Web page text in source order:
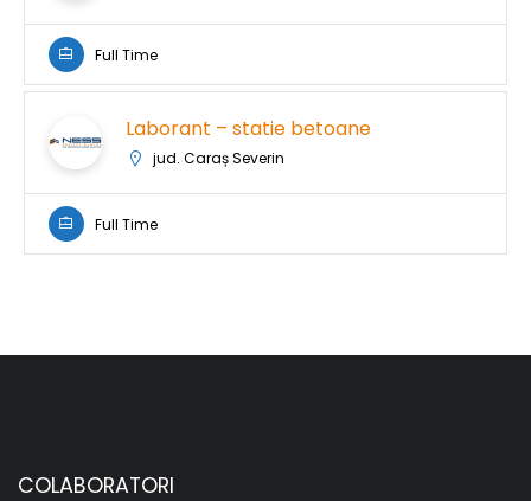
Full Time
Laborant – statie betoane
jud. Caraș Severin
Full Time
COLABORATORI